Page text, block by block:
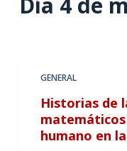
GENERAL
Historias de
humano en